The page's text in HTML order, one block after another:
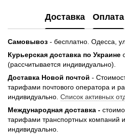
Доставка Оплата
Самовывоз - бесплатно. Одесса,
Курьерская доставка по Украине
(рассчитывается индивидуально).
Доставка Новой почтой -
тарифами почтового оператора и
индивидуально. Список активных
Международная доставка -
тарифами транспортных компаний
индивидуально.